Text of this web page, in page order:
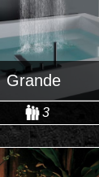
Grande
3